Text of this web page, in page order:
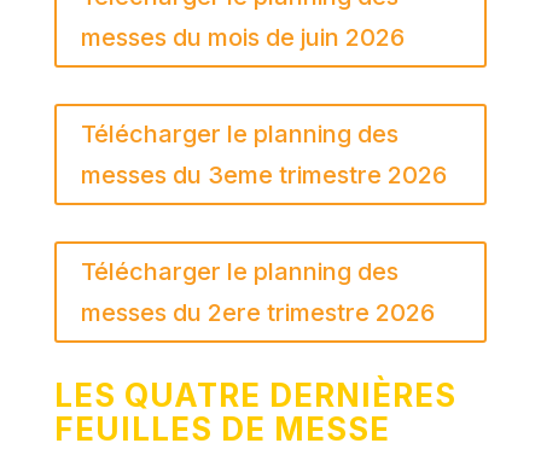
messes du mois de juin 2026
Télécharger le planning des
messes du 3eme trimestre 2026
Télécharger le planning des
messes du 2ere trimestre 2026
LES QUATRE DERNIÈRES
FEUILLES DE MESSE